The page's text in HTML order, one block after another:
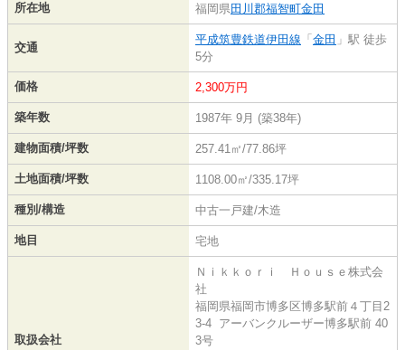
所在地 福岡県田川郡福智町金田
交通
平成筑豊鉄道伊田線 「 金田 」駅 徒歩
5分
価格 2,300万円
築年数 1987年 9月 (築38年)
建物面積/坪数 257.41㎡/77.86坪
土地面積/坪数 1108.00㎡/335.17坪
種別/構造 中古一戸建/木造
地目 宅地
取扱会社
Ｎｉｋｋｏｒｉ Ｈｏｕｓｅ株式会
社
福岡県福岡市博多区博多駅前４丁目2
3-4 アーバンクルーザー博多駅前 40
3号